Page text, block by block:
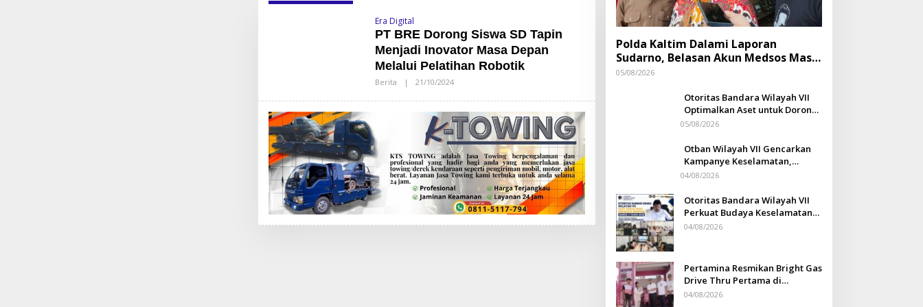
Era Digital
PT BRE Dorong Siswa SD Tapin
Menjadi Inovator Masa Depan
Melalui Pelatihan Robotik
Berita | 21/10/2024O
E
H
S
A
N
D
Y
L
A
T
O
R
Polda Kaltim Dalami Laporan
Sudarno, Belasan Akun Medsos Masih
Tahap Penyelidikan
05/08/2026
Otoritas Bandara Wilayah VII
Optimalkan Aset untuk Dorong
Ekonomi Warga Sepinggan
05/08/2026
Otban Wilayah VII Gencarkan
Kampanye Keselamatan,
Ferdinan Nurdin: Budaya
Bersama
04/08/2026
Otoritas Bandara Wilayah VII
Perkuat Budaya Keselamatan
Penerbangan
04/08/2026
Pertamina Resmikan Bright Gas
Drive Thru Pertama di
Indonesia
04/08/2026